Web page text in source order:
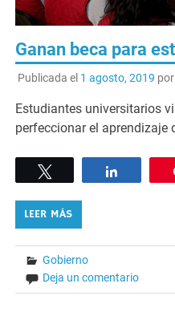
Ganan beca para
Publicada el 1 agosto, 2019 por
Estudiantes universitarios
perfeccionar el aprendizaje
LEER MÁS
Gobierno
Deja un comentario